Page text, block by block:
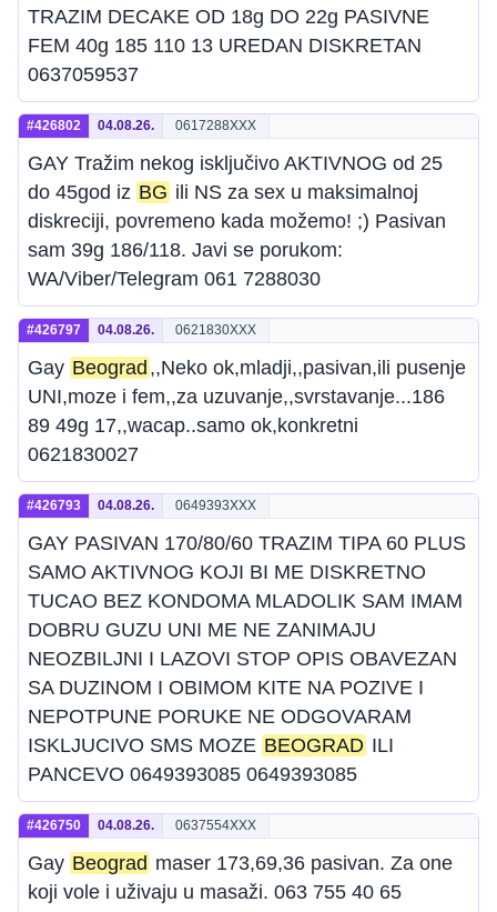
TRAZIM DECAKE OD 18g DO 22g PASIVNE
FEM 40g 185 110 13 UREDAN DISKRETAN
0637059537
#426802 04.08.26. 0617288XXX
GAY Tražim nekog isključivo AKTIVNOG od 25
do 45god iz BG ili NS za sex u maksimalnoj
diskreciji, povremeno kada možemo! ;) Pasivan
sam 39g 186/118. Javi se porukom:
WA/Viber/Telegram 061 7288030
#426797 04.08.26. 0621830XXX
Gay Beograd ,,Neko ok,mladji,,pasivan,ili pusenje
UNI,moze i fem,,za uzuvanje,,svrstavanje...186
89 49g 17,,wacap..samo ok,konkretni
0621830027
#426793 04.08.26. 0649393XXX
GAY PASIVAN 170/80/60 TRAZIM TIPA 60 PLUS
SAMO AKTIVNOG KOJI BI ME DISKRETNO
TUCAO BEZ KONDOMA MLADOLIK SAM IMAM
DOBRU GUZU UNI ME NE ZANIMAJU
NEOZBILJNI I LAZOVI STOP OPIS OBAVEZAN
SA DUZINOM I OBIMOM KITE NA POZIVE I
NEPOTPUNE PORUKE NE ODGOVARAM
ISKLJUCIVO SMS MOZE BEOGRAD ILI
PANCEVO 0649393085 0649393085
#426750 04.08.26. 0637554XXX
Gay Beograd maser 173,69,36 pasivan. Za one
koji vole i uživaju u masaži. 063 755 40 65